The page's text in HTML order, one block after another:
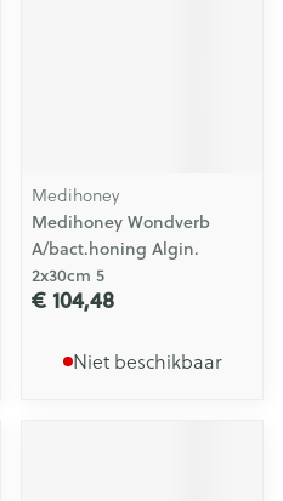
Medihoney
Medihoney Wondverb
A/bact.honing Algin.
2x30cm 5
€ 104,48
Niet beschikbaar